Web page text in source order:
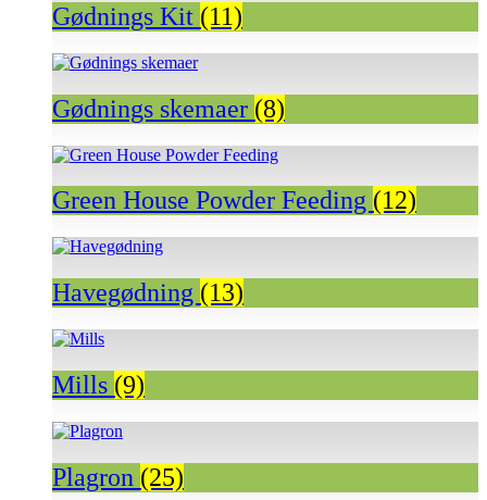
Gødnings Kit (11)
Gødnings skemaer (8)
Green House Powder Feeding (12)
Havegødning (13)
Mills (9)
Plagron (25)